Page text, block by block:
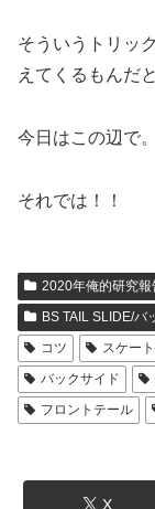
そういうトリッ
えてくるもんだ
今日はこの辺で。
それでは！！
2020年俺的研究報
BS TAIL SLIDE/バ
コツ
スケー
バックサイド
フロントテール
X